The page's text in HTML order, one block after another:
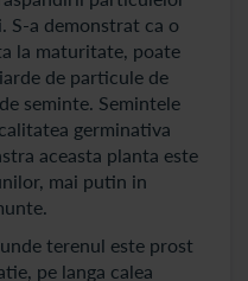
S-a demonstrat ca o
la maturitate, poate
de particule de
seminte. Semintele
germinativa
aceasta planta este
mai putin in
terenul este prost
pe langa calea